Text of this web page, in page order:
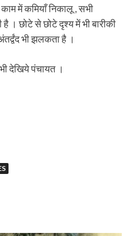
में कमियाँ निकालू , सभी
। छोटे से छोटे दृश्य में भी बारीकी
भी झलकता है ।
देखिये पंचायत ।